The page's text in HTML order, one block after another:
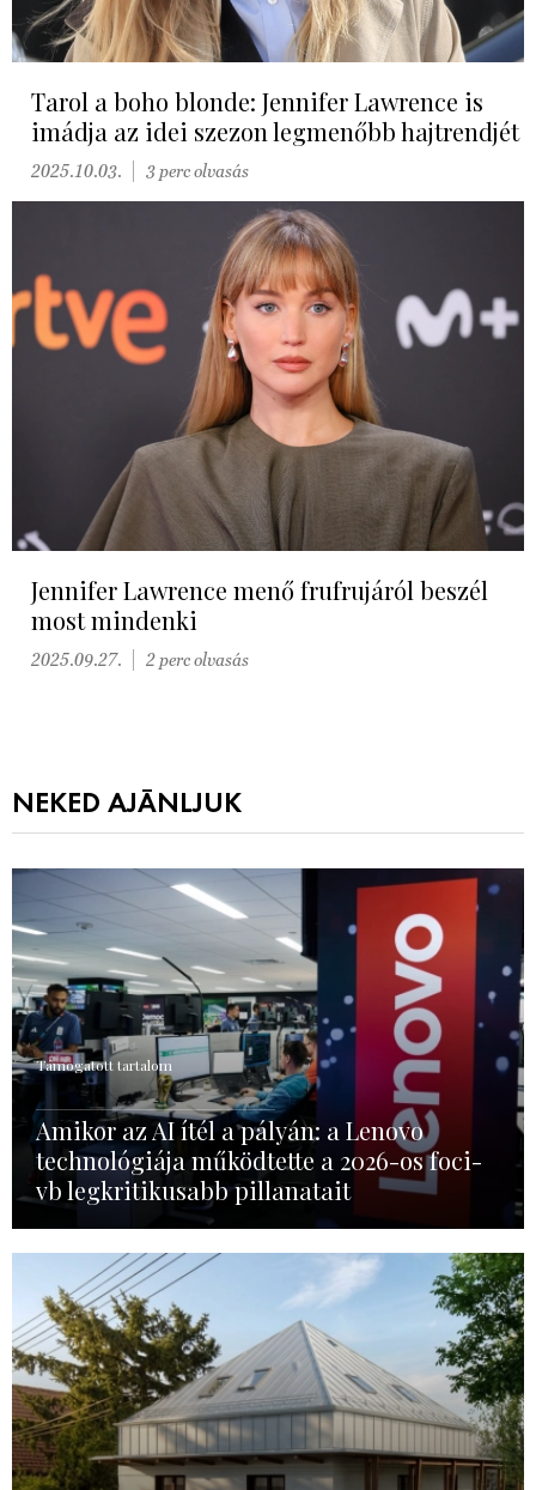
Tarol a boho blonde: Jennifer Lawrence is
imádja az idei szezon legmenőbb hajtrendjét
2025.10.03. 3 perc olvasás
Jennifer Lawrence menő frufrujáról beszél
most mindenki
2025.09.27. 2 perc olvasás
NEKED AJÁNLJUK
Támogatott tartalom
Amikor az AI ítél a pályán: a Lenovo
technológiája működtette a 2026-os foci-
vb legkritikusabb pillanatait